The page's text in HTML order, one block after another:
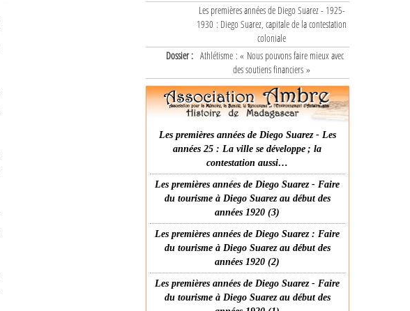
Les premières années de Diego Suarez - 1925-
1930 : Diego Suarez, capitale de la contestation
coloniale
Dossier : Athlétisme : « Nous pouvons faire mieux avec
des soutiens financiers »
Les premières années de Diego Suarez - Les
années 25 : La ville se développe ; la
contestation aussi…
Les premières années de Diego Suarez - Faire
du tourisme à Diego Suarez au début des
années 1920 (3)
Les premières années de Diego Suarez : Faire
du tourisme à Diego Suarez au début des
années 1920 (2)
Les premières années de Diego Suarez - Faire
du tourisme à Diego Suarez au début des